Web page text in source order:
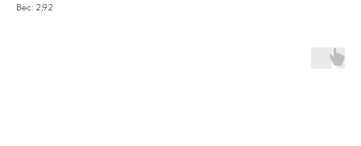
Вес: 2,92